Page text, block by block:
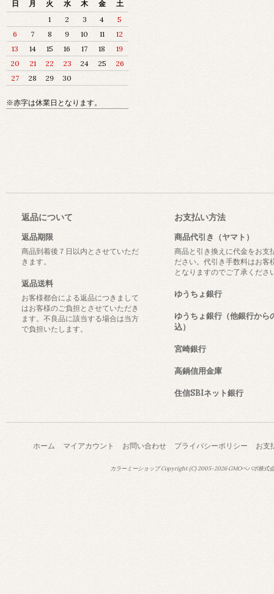
日
月 火 水 木 金
土
1
2 3 4
5
6
7 8 9 10 11
12
13
14 15 16 17 18
19
20
21 22 23 24 25
26
27
28 29 30
※赤字は休業日となります。
返品について
返品期限
商品到着後７日以内とさせていただ
きます。
返品送料
お客様都合による返品につきまして
はお客様のご負担とさせていただき
ます。不良品に該当する場合は当方
で負担いたします。
お支払い方法
商品代引き（ヤマト）
商品と引き換えに代金をお支
ださい。代引き手数料はお客
となりますのでご了承くださ
ゆうちょ銀行
ゆうちょ銀行（他銀行から
込）
宮崎銀行
高鍋信用金庫
住信SBIネット銀行
ホーム マイアカウント お問い合わせ プライバシーポリシー お支
カラーミーショップCopyright (C) 2005-2026GMOペパボ株式